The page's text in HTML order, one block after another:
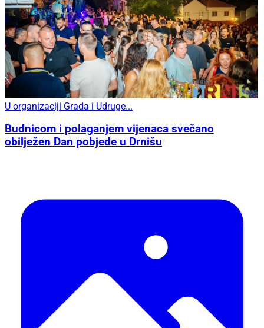
U organizaciji Grada i Udruge...
Budnicom i polaganjem vijenaca svečano
obilježen Dan pobjede u Drnišu